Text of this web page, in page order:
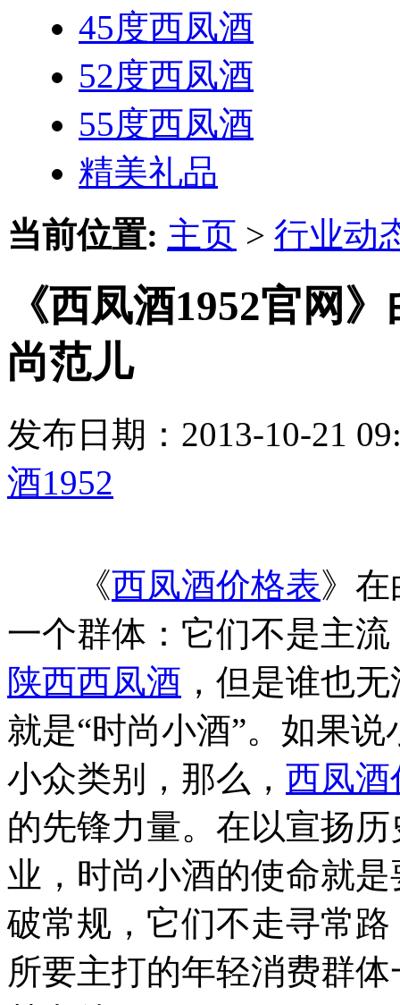
45度西凤酒
52度西凤酒
55度西凤酒
精美礼品
当前位置: 主页 > 行业动
《西凤酒1952官网
尚范儿
发布日期：2013-10-21
酒1952
《西凤酒价格表》
一个群体：它们不是主
陕西西凤酒 ，但是谁也
就是“时尚小酒”。如果
小众类别，那么， 西凤酒
的先锋力量。在以宣扬
业，时尚小酒的使命就
破常规，它们不走寻常
所要主打的年轻消费群